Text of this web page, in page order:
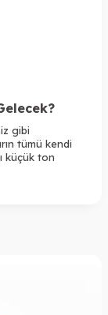
gibi
tümü kendi
küçük ton